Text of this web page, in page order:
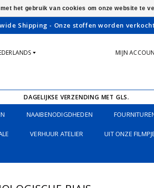
Shipping - Onze stoffen worden
MIJN
DAGELIJKSE VERZENDING MET GLS.
NAAIBENODIGDHEDEN
VERHUUR ATELIER UIT ONZE
het gebruik van cookies om onze website te